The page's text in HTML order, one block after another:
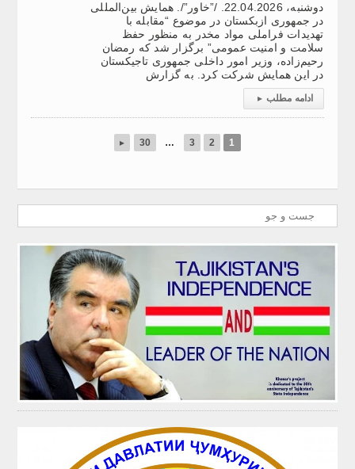
دوشنبه، 22.04.2026. /”خاور”/. همایش بین‌المللی
در جمهوری ازبکستان در موضوع “مقابله با
تهدیدات فراملی مواد مخدر به منظور حفظ
سلامت و امنیت عمومی” برگزار شد که رمضان
رحیم‌زاده، وزیر امور داخلی جمهوری تاجیکستان
در این همایش شرکت کرد. به گزارش
ادامه مطلب ▸
1
2
3
…
30
▸